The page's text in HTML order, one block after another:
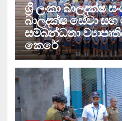
ශ්‍රී ලංකා බාලදක්ෂ
බාලදක්ෂ සේවා
සම්බන්ධතා
කෙරේ